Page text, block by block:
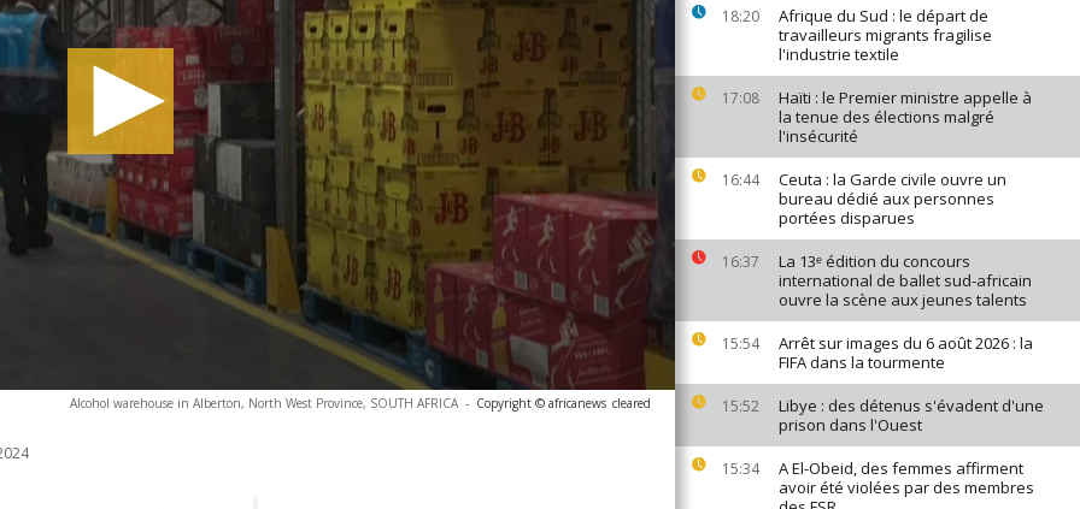
18:20
Afrique du Sud : le départ de
travailleurs migrants fragilise
l'industrie textile
17:08
Haïti : le Premier ministre appelle à
la tenue des élections malgré
l'insécurité
16:44
Ceuta : la Garde civile ouvre un
bureau dédié aux personnes
portées disparues
16:37
La 13ᵉ édition du concours
international de ballet sud-africain
ouvre la scène aux jeunes talents
15:54
Arrêt sur images du 6 août 2026 : la
FIFA dans la tourmente
15:52
Libye : des détenus s'évadent d'une
prison dans l'Ouest
15:34
A El-Obeid, des femmes affirment
avoir été violées par des membres
Alcohol warehouse in Alberton, North West Province, SOUTH AFRICA - Copyright © africanews cleared